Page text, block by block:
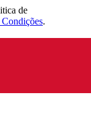
de
.